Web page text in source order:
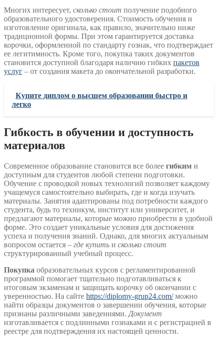
Многих интересует, сколько стоит получение подобного
образовательного удостоверения. Стоимость обучения и
изготовление оригинала, как правило, значительно ниже
традиционной формы. При этом гарантируется доставка
корочки, оформленной по стандарту гознак, что подтверждает
ее легитимность. Кроме того, покупка таких документов
становится доступной благодаря наличию гибких пакетов
услуг – от создания макета до окончательной разработки.
Купите диплом о высшем образовании быстро и
легко
Гибкость в обучении и доступность
материалов
Современное образование становится все более гибким и
доступным для студентов любой степени подготовки.
Обучение с проводкой новых технологий позволяет каждому
учащемуся самостоятельно выбирать, где и когда изучать
материалы. Занятия адаптированы под потребности каждого
студента, будь то техникум, институт или университет, и
предлагают материалы, которые можно приобрести в удобной
форме. Это создает уникальные условия для достижения
успеха и получения знаний. Однако, для многих актуальным
вопросом остается – где купить и сколько стоит
структурированный учебный процесс.
Покупка образовательных курсов с регламентированной
программой помогает тщательно подготавливаться к
итоговым экзаменам и защищать корочку об окончании с
уверенностью. На сайте https://diplomy-grup24.com/можно
найти образцы документов о завершении обучения, которые
признаны различными заведениями. Документ
изготавливается с подлинными гознаками и с регистрацией в
реестре для подтверждения их настоящей ценности.